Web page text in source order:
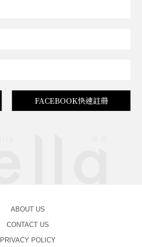
FACEBOOK快速註冊
ABOUT US
CONTACT US
PRIVACY POLICY